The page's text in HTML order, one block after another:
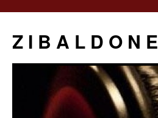
Z I B A L D O N E